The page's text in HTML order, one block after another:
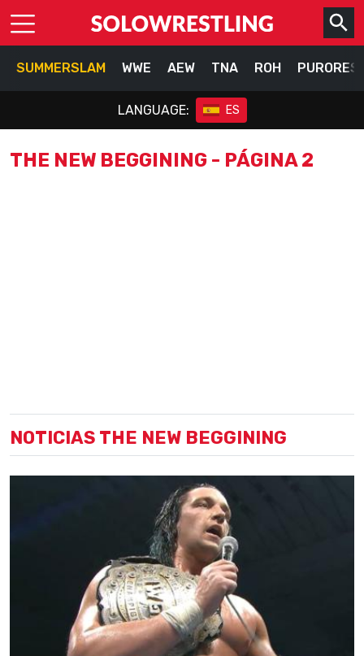
SUMMERSLAM WWE AEW TNA ROH
LANGUAGE: ES
THE NEW BEGGINING - PÁGINA 2
NOTICIAS THE NEW BEGGINING